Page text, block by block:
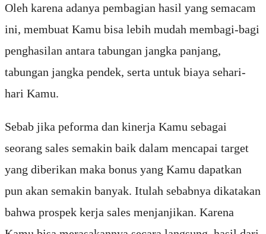
Oleh karena adanya pembagian hasil yang semacam
ini, membuat Kamu bisa lebih mudah membagi-bagi
penghasilan antara tabungan jangka panjang,
tabungan jangka pendek, serta untuk biaya sehari-
hari Kamu.
Sebab jika peforma dan kinerja Kamu sebagai
seorang sales semakin baik dalam mencapai target
yang diberikan maka bonus yang Kamu dapatkan
pun akan semakin banyak. Itulah sebabnya dikatakan
bahwa prospek kerja sales menjanjikan. Karena